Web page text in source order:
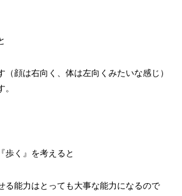
（顔は右向く、体は左向くみたいな感じ）
歩く』を考えると
る能力はとっても大事な能力になるので